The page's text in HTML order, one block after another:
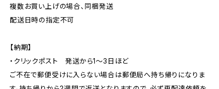
複数お買い上げの場合、同梱発送
配送日時の指定不可
【納期】
・クリックポスト 発送から1〜3日ほど
ご不在で郵便受けに入らない場合は郵便局へ持ち帰りになりま